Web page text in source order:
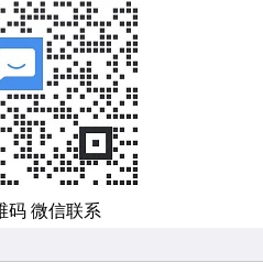
扫描二维码 微信联系